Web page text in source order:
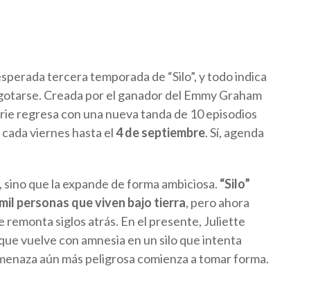
tercera temporada de “Silo”, y todo indica
Creada por el ganador del Emmy Graham
regresa con una nueva tanda de 10 episodios
viernes hasta el4 de septiembre. Sí, agenda
que la expande de forma ambiciosa. “Silo”
personas que viven bajo tierra, pero ahora
remonta siglos atrás. En el presente, Juliette
vuelve con amnesia en un silo que intenta
aún más peligrosa comienza a tomar forma.